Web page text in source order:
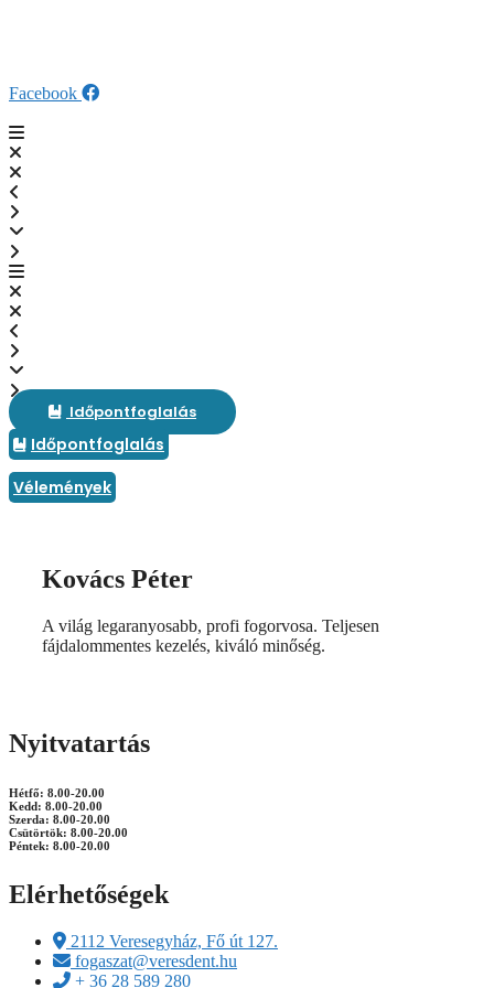
Facebook
Időpontfoglalás
Időpontfoglalás
Vélemények
Kovács Péter
A világ legaranyosabb, profi fogorvosa. Teljesen
fájdalommentes kezelés, kiváló minőség.
Nyitvatartás
Hétfő: 8.00-20.00
Kedd: 8.00-20.00
Szerda: 8.00-20.00
Csütörtök: 8.00-20.00
Péntek: 8.00-20.00
Elérhetőségek
2112 Veresegyház, Fő út 127.
fogaszat@veresdent.hu
+ 36 28 589 280